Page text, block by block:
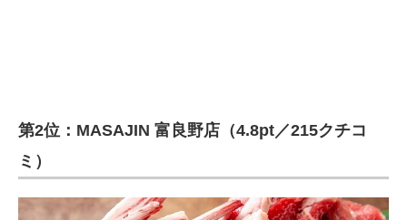
第2位：MASAJIN 富良野店（4.8pt／215クチコ
ミ）